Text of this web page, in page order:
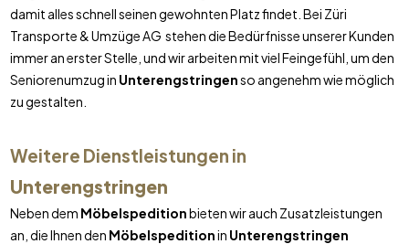
damit alles schnell seinen gewohnten Platz findet. Bei Züri
Transporte & Umzüge AG stehen die Bedürfnisse unserer Kunden
immer an erster Stelle, und wir arbeiten mit viel Feingefühl, um den
Seniorenumzug in Unterengstringenso angenehm wie möglich
zu gestalten.
Weitere Dienstleistungen in
Unterengstringen
Neben dem Möbelspeditionbieten wir auch Zusatzleistungen
an, die Ihnen den Möbelspeditionin Unterengstringen